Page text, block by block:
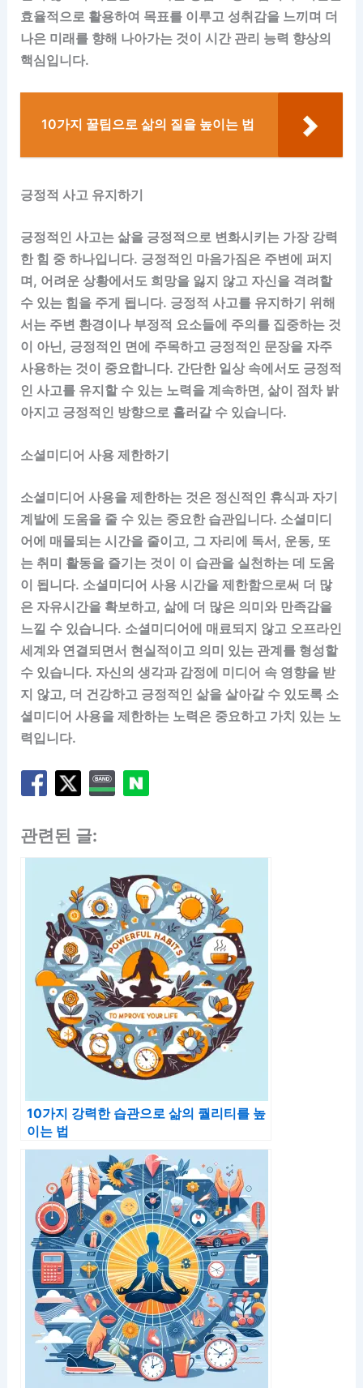
효율적으로 활용하여 목표를 이루고 성취감을 느끼며 더
나은 미래를 향해 나아가는 것이 시간 관리 능력 향상의
핵심입니다.
10가지 꿀팁으로 삶의 질을 높이는 법
긍정적 사고 유지하기
긍정적인 사고는 삶을 긍정적으로 변화시키는 가장 강력
한 힘 중 하나입니다. 긍정적인 마음가짐은 주변에 퍼지
며, 어려운 상황에서도 희망을 잃지 않고 자신을 격려할
수 있는 힘을 주게 됩니다. 긍정적 사고를 유지하기 위해
서는 주변 환경이나 부정적 요소들에 주의를 집중하는 것
이 아닌, 긍정적인 면에 주목하고 긍정적인 문장을 자주
사용하는 것이 중요합니다. 간단한 일상 속에서도 긍정적
인 사고를 유지할 수 있는 노력을 계속하면, 삶이 점차 밝
아지고 긍정적인 방향으로 흘러갈 수 있습니다.
소셜미디어 사용 제한하기
소셜미디어 사용을 제한하는 것은 정신적인 휴식과 자기
계발에 도움을 줄 수 있는 중요한 습관입니다. 소셜미디
어에 매몰되는 시간을 줄이고, 그 자리에 독서, 운동, 또
는 취미 활동을 즐기는 것이 이 습관을 실천하는 데 도움
이 됩니다. 소셜미디어 사용 시간을 제한함으로써 더 많
은 자유시간을 확보하고, 삶에 더 많은 의미와 만족감을
느낄 수 있습니다. 소셜미디어에 매료되지 않고 오프라인
세계와 연결되면서 현실적이고 의미 있는 관계를 형성할
수 있습니다. 자신의 생각과 감정에 미디어 속 영향을 받
지 않고, 더 건강하고 긍정적인 삶을 살아갈 수 있도록 소
셜미디어 사용을 제한하는 노력은 중요하고 가치 있는 노
력입니다.
관련된 글:
10가지 강력한 습관으로 삶의 퀄리티를 높
이는 법